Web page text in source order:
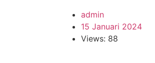
admin
15 Januari 2024
Views: 88